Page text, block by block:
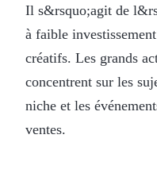
Il s&rsquo;agit de
à faible
créatifs. Les grands
concentrent sur les
niche et les
ventes.